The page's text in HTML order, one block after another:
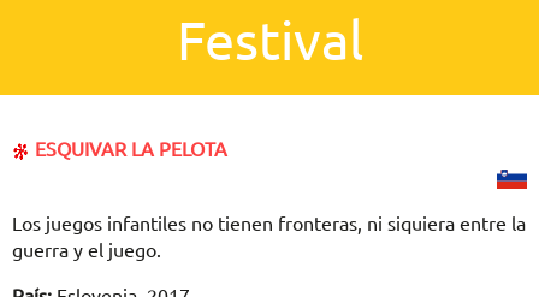
Festival
ESQUIVAR LA PELOTA
Los juegos infantiles no tienen fronteras, ni siquiera entre la
guerra y el juego.